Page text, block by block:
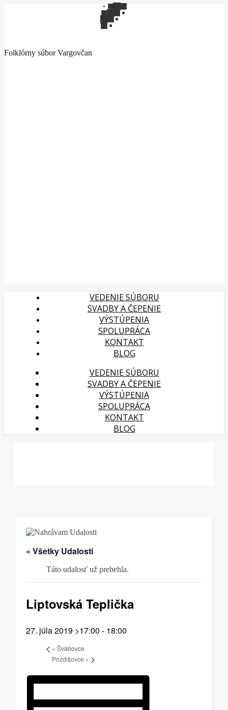
Folklórny súbor Vargovčan
VEDENIE SÚBORU
SVADBY A ČEPENIE
VÝSTÚPENIA
SPOLUPRÁCA
KONTAKT
BLOG
VEDENIE SÚBORU
SVADBY A ČEPENIE
VÝSTÚPENIA
SPOLUPRÁCA
KONTAKT
BLOG
« Všetky Udalosti
Táto udalosť už prebehla.
Liptovská Teplička
27. júla 2019 >17:00 - 18:00
« Švábovce
Pozdišovce »